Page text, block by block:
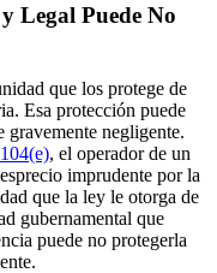
Legal Puede No
que los protege de
Esa protección puede
gravemente negligente.
, el operador de un
imprudente por la
que la ley le otorga de
gubernamental que
puede no protegerla